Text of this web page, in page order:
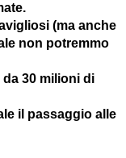
(ma anche
non potremmo
30 milioni di
il passaggio alle